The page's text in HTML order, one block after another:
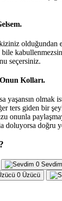
olduğundan
bile
seçersiniz.
Kolları.
yaşansın olmak
ters giden bir
onunla
doluyorsa doğru
0 Sevdim
0 Üzücü